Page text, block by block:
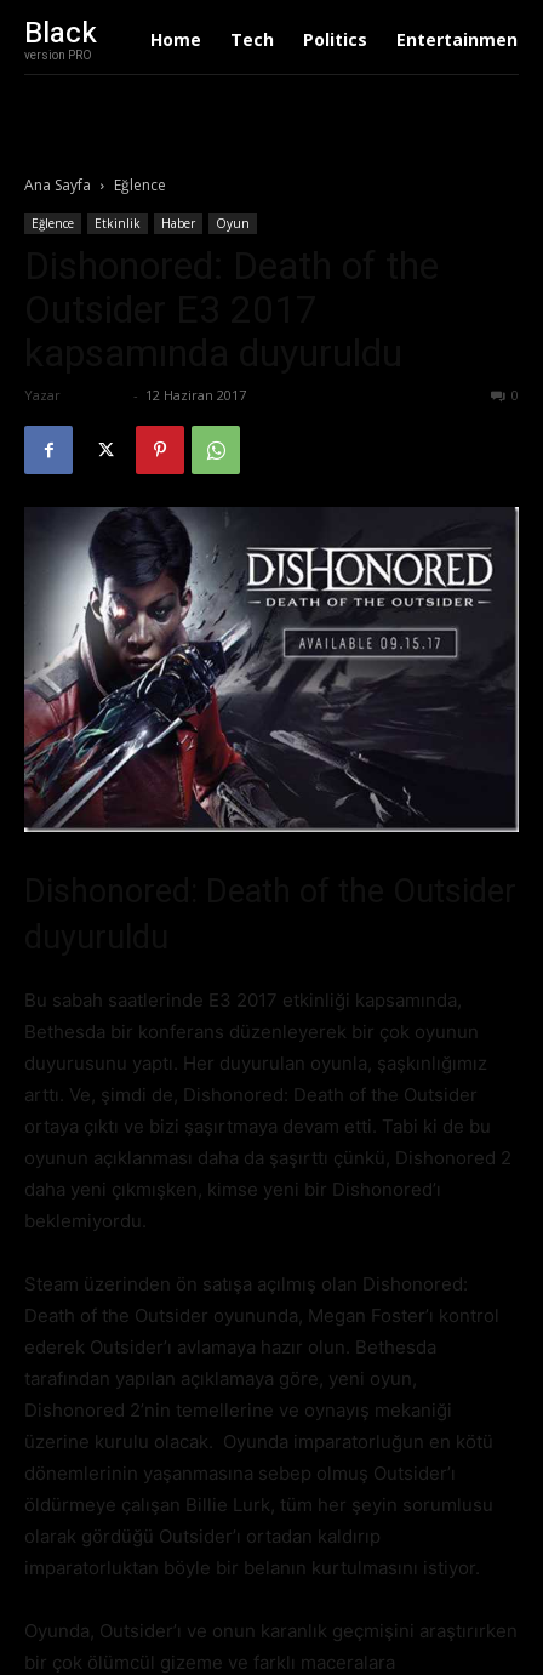
Black
version PRO
Home Tech Politics Entertainment
Ana Sayfa Eğlence
Eğlence Etkinlik Haber Oyun
Yazar - 12 Haziran 2017 0
Bu sabah saatlerinde E3 2017 etkinliği kapsamında,
Bethesda bir konferans düzenleyerek bir çok oyunun
duyurusunu yaptı. Her duyurulan oyunla, şaşkınlığımız
arttı. Ve, şimdi de, Dishonored: Death of the Outsider
ortaya çıktı ve bizi şaşırtmaya devam etti. Tabi ki de bu
oyunun açıklanması daha da şaşırttı çünkü, Dishonored 2
daha yeni çıkmışken, kimse yeni bir Dishonored’ı
beklemiyordu.
Steam üzerinden ön satışa açılmış olan Dishonored:
Death of the Outsider oyununda, Megan Foster’ı kontrol
ederek Outsider’ı avlamaya hazır olun. Bethesda
tarafından yapılan açıklamaya göre, yeni oyun,
Dishonored 2’nin temellerine ve oynayış mekaniği
üzerine kurulu olacak. Oyunda imparatorluğun en kötü
dönemlerinin yaşanmasına sebep olmuş Outsider’ı
öldürmeye çalışan Billie Lurk, tüm her şeyin sorumlusu
olarak gördüğü Outsider’ı ortadan kaldırıp
imparatorluktan böyle bir belanın kurtulmasını istiyor.
Oyunda, Outsider’ı ve onun karanlık geçmişini araştırırken
bir çok ölümcül gizeme ve farklı maceralara